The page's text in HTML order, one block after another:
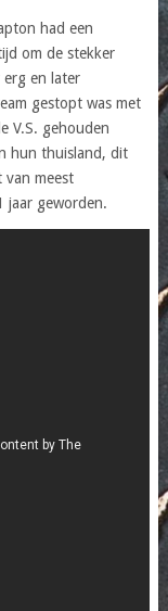
had een
om de stekker
en later
gestopt was met
V.S. gehouden
hun thuisland, dit
van meest
jaar geworden.